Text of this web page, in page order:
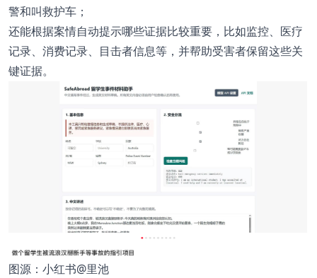
警和叫救护车；
还能根据案情自动提示哪些证据比较重要，比如监控、医疗
记录、消费记录、目击者信息等，并帮助受害者保留这些关
键证据。
图源：小红书@里池